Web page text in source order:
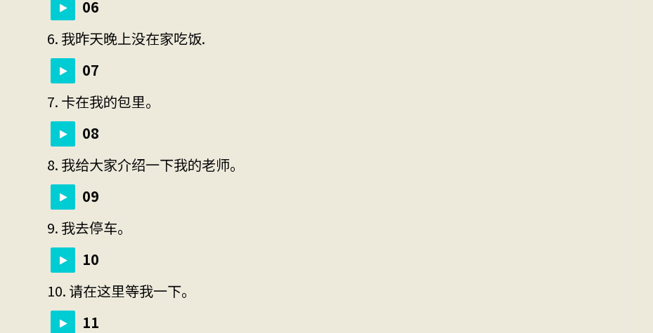
06
6. 我昨天晚上没在家吃饭.
07
7. 卡在我的包里。
08
8. 我给大家介绍一下我的老师。
09
9. 我去停车。
10
10. 请在这里等我一下。
11